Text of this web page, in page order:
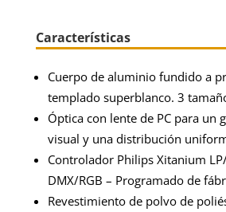
Características
Cuerpo de aluminio fundido a
templado superblanco. 3
Óptica con lente de PC para un
visual y una distribución
Controlador Philips Xitanium
DMX/RGB – Programado de
Revestimiento de polvo de